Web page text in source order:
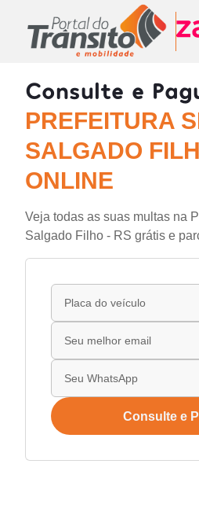
Consulte e
PREFEITURA
SALGADO
ONLINE
Veja todas as suas multas na
Salgado Filho - RS grátis e
Consulte e